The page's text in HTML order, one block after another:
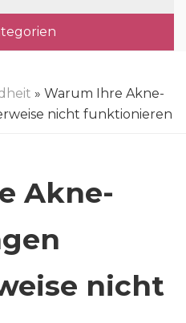
» Warum Ihre Akne-
nicht funktionieren
Akne-
nicht